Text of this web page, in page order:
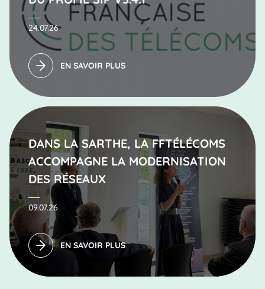
24.07.26
EN SAVOIR PLUS
DANS LA SARTHE, LA FFTÉLÉCOMS
ACCOMPAGNE LA MODERNISATION
DES RÉSEAUX
09.07.26
EN SAVOIR PLUS